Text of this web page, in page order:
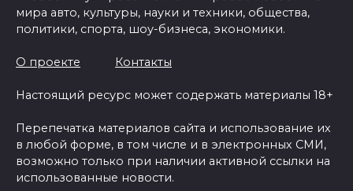
мира авто, культуры, науки и техники, общества,
политики, спорта, шоу-бизнеса, экономики.
О проекте Контакты
Настоящий ресурс может содержать материалы 18+
Перепечатка материалов сайта и использование их
в любой форме, в том числе и в электронных СМИ,
возможно только при наличии активной ссылки на
использованные новости.